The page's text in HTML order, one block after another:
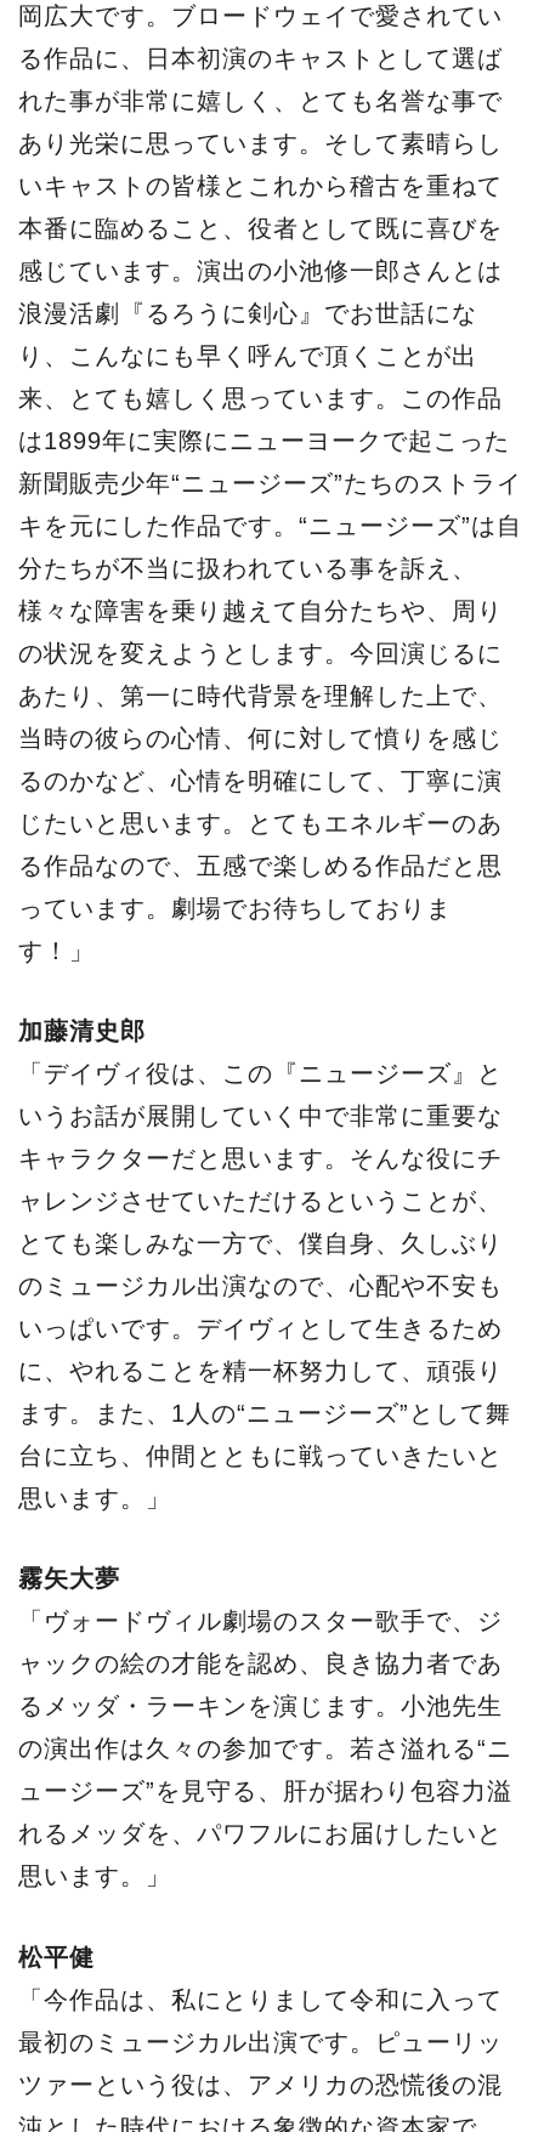
岡広大です。ブロードウェイで愛されてい
る作品に、日本初演のキャストとして選ば
れた事が非常に嬉しく、とても名誉な事で
あり光栄に思っています。そして素晴らし
いキャストの皆様とこれから稽古を重ねて
本番に臨めること、役者として既に喜びを
感じています。演出の小池修一郎さんとは
浪漫活劇『るろうに剣心』でお世話にな
り、こんなにも早く呼んで頂くことが出
来、とても嬉しく思っています。この作品
は1899年に実際にニューヨークで起こった
新聞販売少年“ニュージーズ”たちのストライ
キを元にした作品です。“ニュージーズ”は自
分たちが不当に扱われている事を訴え、
様々な障害を乗り越えて自分たちや、周り
の状況を変えようとします。今回演じるに
あたり、第一に時代背景を理解した上で、
当時の彼らの心情、何に対して憤りを感じ
るのかなど、心情を明確にして、丁寧に演
じたいと思います。とてもエネルギーのあ
る作品なので、五感で楽しめる作品だと思
っています。劇場でお待ちしておりま
す！」
加藤清史郎
「デイヴィ役は、この『ニュージーズ』と
いうお話が展開していく中で非常に重要な
キャラクターだと思います。そんな役にチ
ャレンジさせていただけるということが、
とても楽しみな一方で、僕自身、久しぶり
のミュージカル出演なので、心配や不安も
いっぱいです。デイヴィとして生きるため
に、やれることを精一杯努力して、頑張り
ます。また、1人の“ニュージーズ”として舞
台に立ち、仲間とともに戦っていきたいと
思います。」
霧矢大夢
「ヴォードヴィル劇場のスター歌手で、ジ
ャックの絵の才能を認め、良き協力者であ
るメッダ・ラーキンを演じます。小池先生
の演出作は久々の参加です。若さ溢れる“ニ
ュージーズ”を見守る、肝が据わり包容力溢
れるメッダを、パワフルにお届けしたいと
思います。」
松平健
「今作品は、私にとりまして令和に入って
最初のミュージカル出演です。ピューリッ
ツァーという役は、アメリカの恐慌後の混